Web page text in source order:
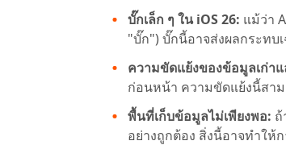
บั๊กเล็ก ๆ ใน iOS 26: แม้ว่า
"บั๊ก") บั๊กนี้อาจส่งผลกระทบ
ความขัดแย้งของข้อมูลเก่า
ก่อนหน้า ความขัดแย้งนี้สา
พื้นที่เก็บข้อมูลไม่เพียงพอ:
อย่างถูกต้อง สิ่งนี้อาจทำให้